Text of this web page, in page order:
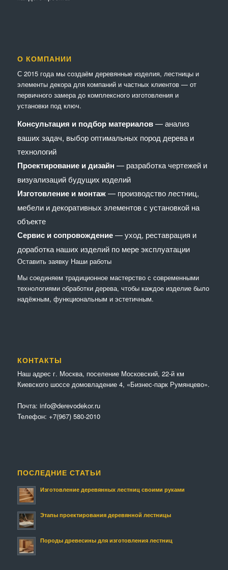
О КОМПАНИИ
С 2015 года мы создаём деревянные изделия, лестницы и
элементы декора для компаний и частных клиентов — от
первичного замера до комплексного изготовления и
установки под ключ.
Консультация и подбор материалов— анализ
ваших задач, выбор оптимальных пород дерева и
технологий
Проектирование и дизайн — разработка чертежей и
визуализаций будущих изделий
Изготовление и монтаж— производство лестниц,
мебели и декоративных элементов с установкой на
объекте
Сервис и сопровождение— уход, реставрация и
доработка наших изделий по мере эксплуатации
Оставить заявку Наши работы
Мы соединяем традиционное мастерство с современными
технологиями обработки дерева, чтобы каждое изделие было
надёжным, функциональным и эстетичным.
КОНТАКТЫ
Наш адрес г. Москва, поселение Московский, 22-й км
Киевского шоссе домовладение 4, «Бизнес-парк Румянцево».
Почта: info@derevodekor.ru
Телефон: +7(967) 580-2010
ПОСЛЕДНИЕ СТАТЬИ
Изготовление деревянных лестниц своими руками
Этапы проектирования деревянной лестницы
Породы древесины для изготовления лестниц